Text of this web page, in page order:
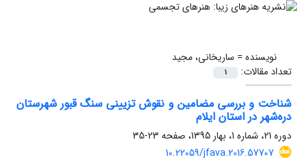
نویسنده = ساریخانی، مجید
تعداد مقالات:
1
شناخت و بررسی مضامین و نقوش تزیینی سنگ قبور شهرستان
دره‌شهر در استان ایلام
دوره 21، شماره 1، بهار 1395، صفحه
23-35
10.22059/jfava.2016.57707